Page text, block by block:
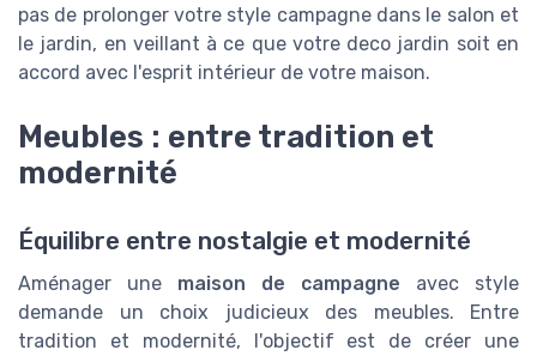
pas de prolonger votre style campagne dans le salon et
le jardin, en veillant à ce que votre deco jardin soit en
accord avec l'esprit intérieur de votre maison.
Meubles : entre tradition et
modernité
Équilibre entre nostalgie et modernité
Aménager une maison de campagne avec style
demande un choix judicieux des meubles. Entre
tradition et modernité, l'objectif est de créer une